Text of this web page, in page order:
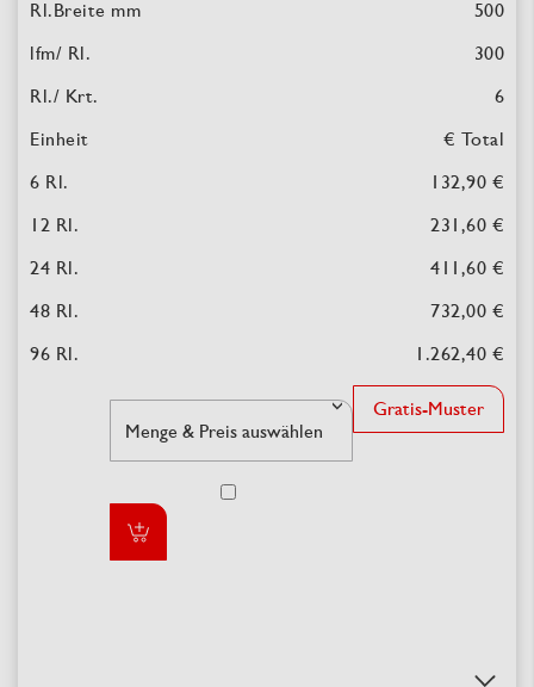
500
300
6
€ Total
132,90 €
231,60 €
411,60 €
732,00 €
1.262,40 €
Gratis-Muster